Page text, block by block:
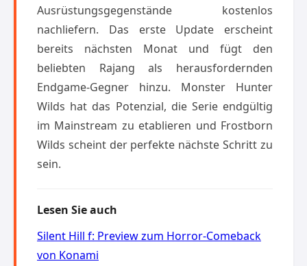
Ausrüstungsgegenstände kostenlos
nachliefern. Das erste Update erscheint
bereits nächsten Monat und fügt den
beliebten Rajang als herausfordernden
Endgame-Gegner hinzu. Monster Hunter
Wilds hat das Potenzial, die Serie endgültig
im Mainstream zu etablieren und Frostborn
Wilds scheint der perfekte nächste Schritt zu
sein.
Lesen Sie auch
Silent Hill f: Preview zum Horror-Comeback
von Konami